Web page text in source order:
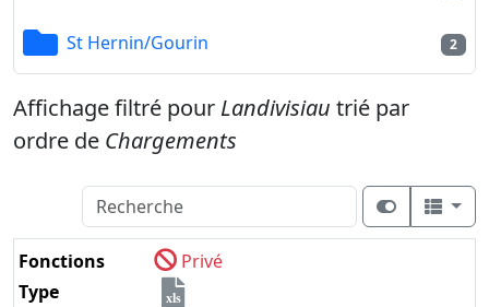
St Hernin/Gourin 2
Affichage filtré pour Landivisiau trié par
ordre de Chargements
Fonctions
Privé
Type
xls